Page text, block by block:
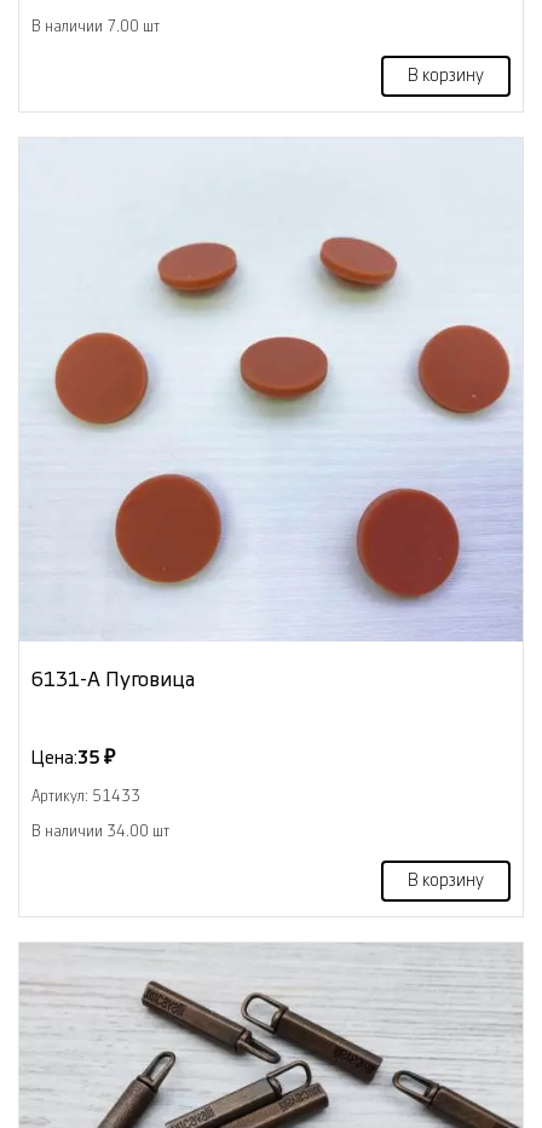
В наличии 7.00 шт
В корзину
6131-А Пуговица
Цена:35 ₽
Артикул: 51433
В наличии 34.00 шт
В корзину